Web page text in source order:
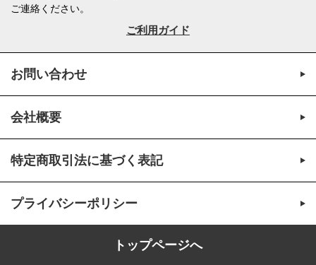
ご連絡ください。
ご利用ガイド
お問い合わせ
会社概要
特定商取引法に基づく表記
プライバシーポリシー
トップページへ